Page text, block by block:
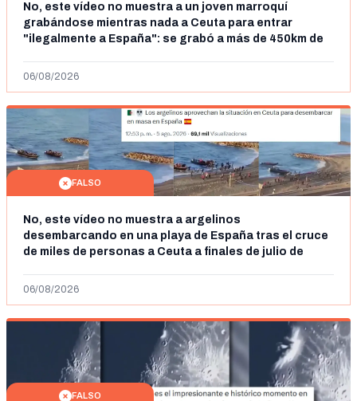
No, este vídeo no muestra a un joven marroquí
grabándose mientras nada a Ceuta para entrar
"ilegalmente a España": se grabó a más de 450km de
06/08/2026
FALSO
No, este vídeo no muestra a argelinos
desembarcando en una playa de España tras el cruce
de miles de personas a Ceuta a finales de julio de
06/08/2026
FALSO